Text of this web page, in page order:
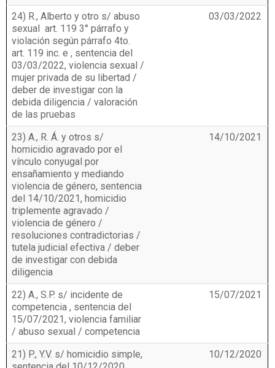
24) R., Alberto y otro s/ abuso
sexual  art. 119 3° párrafo y
violación según párrafo 4to.
art. 119 inc. e , sentencia del
03/03/2022, violencia sexual /
mujer privada de su libertad /
deber de investigar con la
debida diligencia / valoración
de las pruebas
03/03/2022
23) A., R. Á. y otros s/
homicidio agravado por el
vínculo conyugal por
ensañamiento y mediando
violencia de género, sentencia
del 14/10/2021, homicidio
triplemente agravado /
violencia de género /
resoluciones contradictorias /
tutela judicial efectiva / deber
de investigar con debida
diligencia
14/10/2021
22) A., S.P. s/ incidente de
competencia , sentencia del
15/07/2021, violencia familiar
/ abuso sexual / competencia
15/07/2021
21) P., Y.V. s/ homicidio simple,
10/12/2020